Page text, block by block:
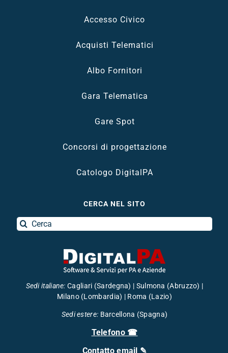
Accesso Civico
Acquisti Telematici
Albo Fornitori
Gara Telematica
Gare Spot
Concorsi di progettazione
Catologo DigitalPA
CERCA NEL SITO
Search
for:
Sedi italiane:Cagliari (Sardegna) | Sulmona (Abruzzo) |
Milano (Lombardia) | Roma (Lazio)
Sedi estere: Barcellona (Spagna)
Telefono ☎
Contatto email ✎